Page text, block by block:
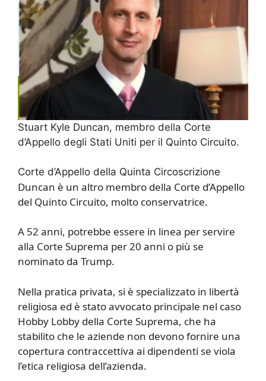
Stuart Kyle Duncan, membro della Corte
d’Appello degli Stati Uniti per il Quinto Circuito.
Corte d’Appello della Quinta Circoscrizione
Duncan è un altro membro della Corte d’Appello
del Quinto Circuito, molto conservatrice.
A 52 anni, potrebbe essere in linea per servire
alla Corte Suprema per 20 anni o più se
nominato da Trump.
Nella pratica privata, si è specializzato in libertà
religiosa ed è stato avvocato principale nel caso
Hobby Lobby della Corte Suprema, che ha
stabilito che le aziende non devono fornire una
copertura contraccettiva ai dipendenti se viola
l’etica religiosa dell’azienda.